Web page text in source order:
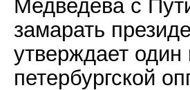
Медведева с
замарать
утверждает один
петербургской